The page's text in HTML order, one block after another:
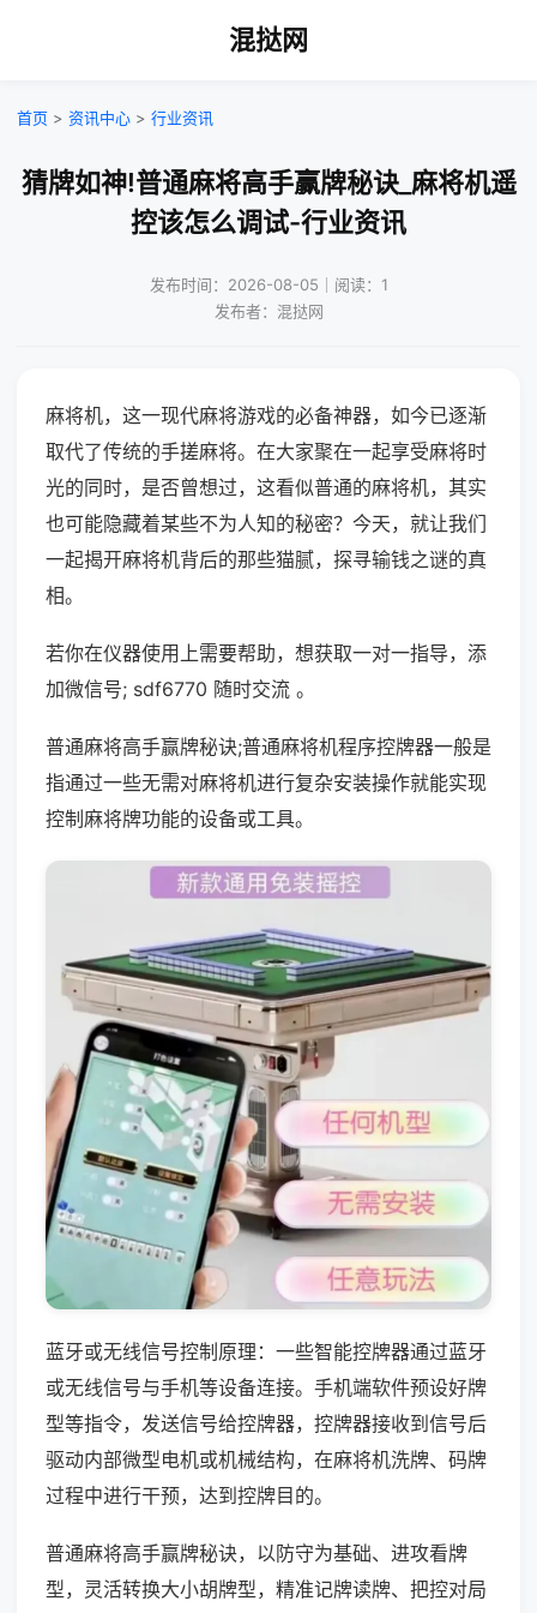
混挞网
首页 > 资讯中心 > 行业资讯
猜牌如神!普通麻将高手赢牌秘诀_麻将机遥
控该怎么调试-行业资讯
发布时间：2026-08-05｜阅读：1
发布者：混挞网
麻将机，这一现代麻将游戏的必备神器，如今已逐渐
取代了传统的手搓麻将。在大家聚在一起享受麻将时
光的同时，是否曾想过，这看似普通的麻将机，其实
也可能隐藏着某些不为人知的秘密？今天，就让我们
一起揭开麻将机背后的那些猫腻，探寻输钱之谜的真
相。
若你在仪器使用上需要帮助，想获取一对一指导，添
加微信号; sdf6770 随时交流 。
普通麻将高手赢牌秘诀;普通麻将机程序控牌器一般是
指通过一些无需对麻将机进行复杂安装操作就能实现
控制麻将牌功能的设备或工具。
蓝牙或无线信号控制原理：一些智能控牌器通过蓝牙
或无线信号与手机等设备连接。手机端软件预设好牌
型等指令，发送信号给控牌器，控牌器接收到信号后
驱动内部微型电机或机械结构，在麻将机洗牌、码牌
过程中进行干预，达到控牌目的。
普通麻将高手赢牌秘诀，以防守为基础、进攻看牌
型，灵活转换大小胡牌型，精准记牌读牌、把控对局